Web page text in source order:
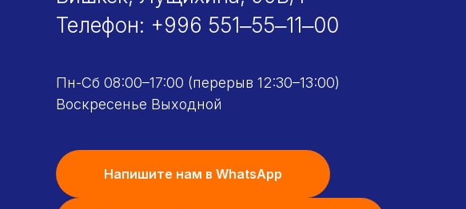
Телефон: +996 551‒55‒11‒00
Пн-Сб 08:00–17:00 (перерыв 12:30–13:00)
Воскресенье Выходной
Напишите нам в WhatsApp